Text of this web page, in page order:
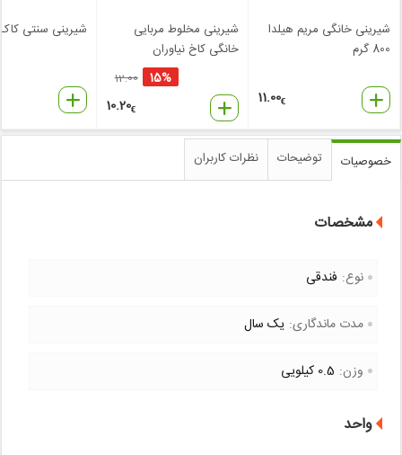
شیرینی خانگی مریم هیلدا
800 گرم
11.00€
شیرینی مخلوط مربایی
خانگی کاخ نیاوران
15%
12.00
10.20€
شیرینی سنتی
خصوصیات توضیحات نظرات کاربران
مشخصات
نوع: فندقی
مدت ماندگاری: یک سال
وزن: 0.5 کیلویی
واحد